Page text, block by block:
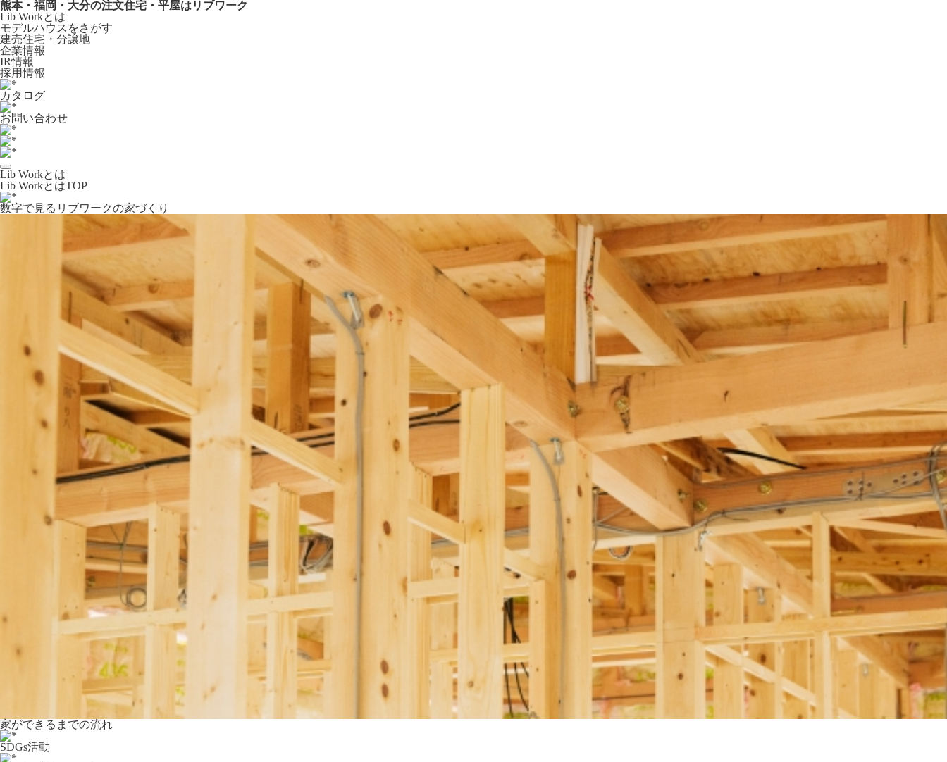
熊本・福岡・大分の注文住宅・平屋はリブワーク
Lib Workとは
モデルハウスをさがす
建売住宅・分譲地
企業情報
IR情報
採用情報
カタログ
お問い合わせ
Lib Workとは
Lib WorkとはTOP
数字で⾒るリブワークの家づくり
家ができるまでの流れ
SDGs活動